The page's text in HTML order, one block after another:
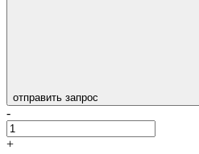
отправить запрос
-
+